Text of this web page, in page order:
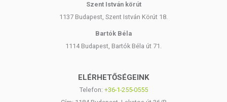
Szent István körút
1137 Budapest, Szent István Körút 18.
Bartók Béla
1114 Budapest, Bartók Béla út 71.
ELÉRHETŐSÉGEINK
Telefon: +36-1-255-0555